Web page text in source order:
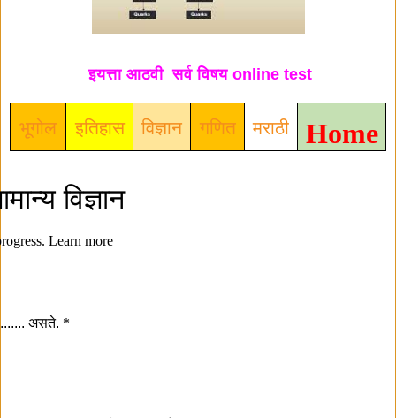
इयत्ता आठवी सर्व विषय online test
Home
मराठी
गणित
विज्ञान
इतिहास
भूगोल